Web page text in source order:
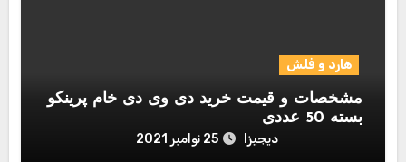
هارد و فلش
مشخصات و قیمت خرید دی وی دی خام پرینکو
بسته 50 عددی
دیجیزا 25 نوامبر 2021